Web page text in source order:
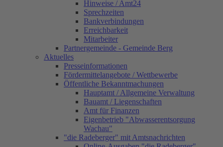
Hinweise / Amt24
Sprechzeiten
Bankverbindungen
Erreichbarkeit
Mitarbeiter
Partnergemeinde - Gemeinde Berg
Aktuelles
Presseinformationen
Fördermittelangebote / Wettbewerbe
Öffentliche Bekanntmachungen
Hauptamt / Allgemeine Verwaltung
Bauamt / Liegenschaften
Amt für Finanzen
Eigenbetrieb "Abwasserentsorgung
Wachau"
"die Radeberger" mit Amtsnachrichten